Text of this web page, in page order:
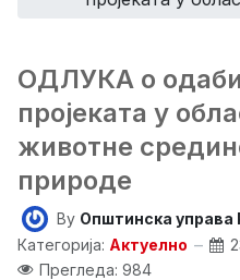
ОДЛУКА о
пројеката у
животне
природе
By Општинска управа
Категорија: Актуелно
Прегледа: 984